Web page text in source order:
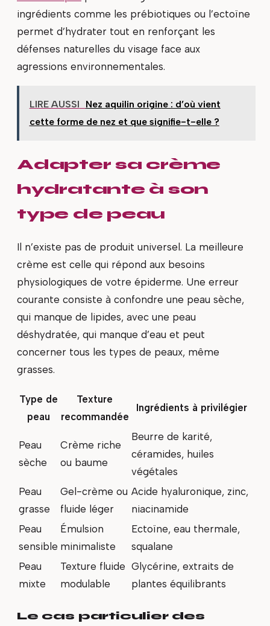
ingrédients comme les prébiotiques ou l’ectoïne
permet d’hydrater tout en renforçant les
défenses naturelles du visage face aux
agressions environnementales.
LIRE AUSSI
Nez aquilin origine : d’où vient
cette forme de nez et que signifie-t-elle ?
Adapter sa crème
hydratante à son
type de peau
Il n’existe pas de produit universel. La meilleure
crème est celle qui répond aux besoins
physiologiques de votre épiderme. Une erreur
courante consiste à confondre une peau sèche,
qui manque de lipides, avec une peau
déshydratée, qui manque d’eau et peut
concerner tous les types de peaux, même
grasses.
Type de
peau
Texture
recommandée
Ingrédients à privilégier
Peau
sèche
Crème riche
ou baume
Beurre de karité,
céramides, huiles
végétales
Peau
grasse
Gel-crème ou
fluide léger
Acide hyaluronique, zinc,
niacinamide
Peau
sensible
Émulsion
minimaliste
Ectoïne, eau thermale,
squalane
Peau
mixte
Texture fluide
modulable
Glycérine, extraits de
plantes équilibrants
Le cas particulier des